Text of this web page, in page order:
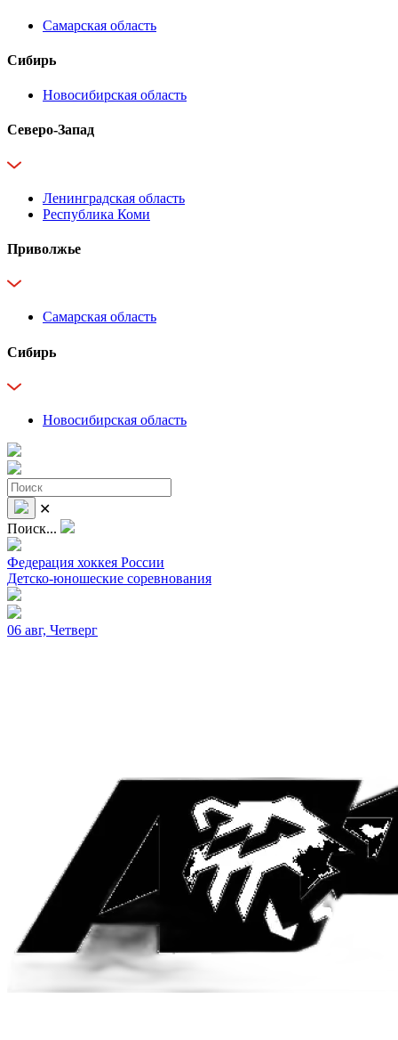
Самарская область
Сибирь
Новосибирская область
Северо-Запад
Ленинградская область
Республика Коми
Приволжье
Самарская область
Сибирь
Новосибирская область
✕
Поиск...
Федерация хоккея России
Детско-юношеские соревнования
06 авг, Четверг